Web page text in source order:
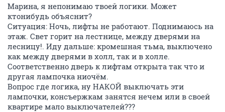
Марина, я непонимаю твоей логики. Может
ктонибудь объяснит?
Ситуация: Ночь, лифты не работают. Поднимаюсь на
этаж. Свет горит на лестнице, между дверями на
лесницу!. Иду дальше: кромешная тьма, выключено
как между дверями в холл, так и в холле.
Соответственно дверь к лифтам открыта так что и
другая лампочка ниочём.
Вопрос где логика, ну НАКОЙ выключать эти
лампочки, консъержкам занятся нечем или в своей
квартире мало выключателей???